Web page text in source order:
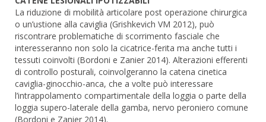
La riduzione di mobilità articolare post operazione chirurgica
o un’ustione alla caviglia (Grishkevich VM 2012), può
riscontrare problematiche di scorrimento fasciale che
interesseranno non solo la cicatrice-ferita ma anche tutti i
tessuti coinvolti (Bordoni e Zanier 2014). Alterazioni efferenti
di controllo posturali, coinvolgeranno la catena cinetica
caviglia-ginocchio-anca, che a volte può interessare
l’intrappolamento compartimentale della loggia o parte della
loggia supero-laterale della gamba, nervo peroniero comune
(Bordoni e Zanier 2014).